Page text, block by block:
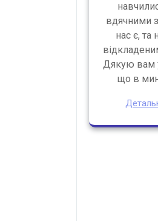
вдячними
нас є, та
Дякую вам
що в